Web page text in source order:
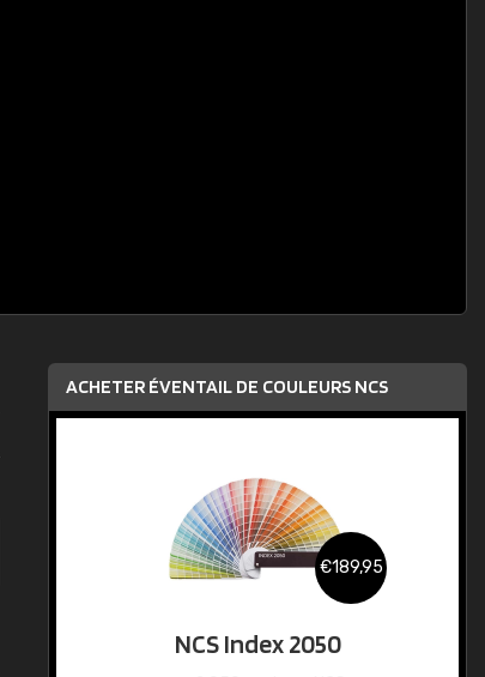
ACHETER ÉVENTAIL DE COULEURS NCS
€189,95
NCS Index 2050